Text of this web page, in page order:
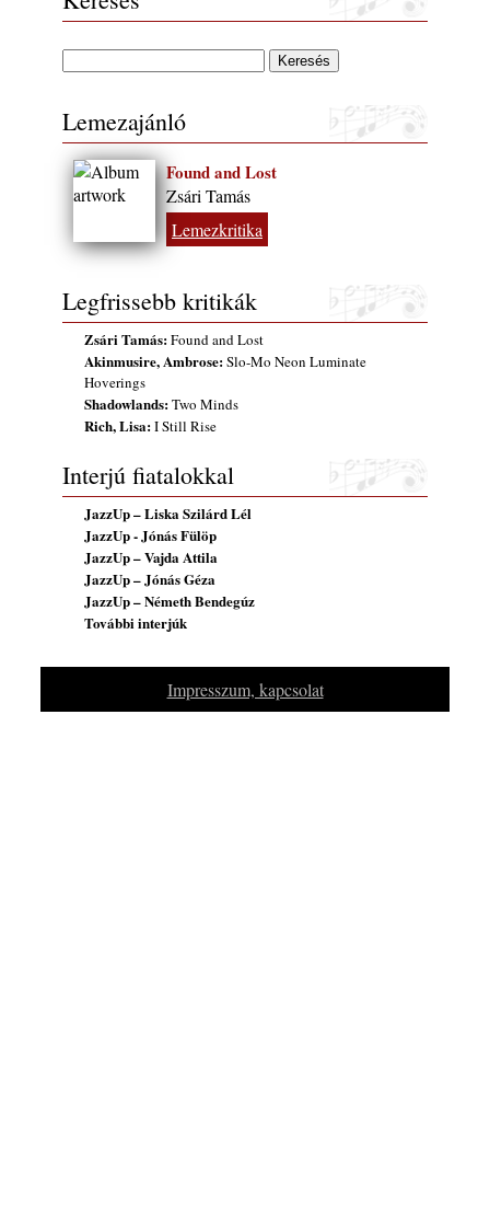
Lemezajánló
Found and Lost
Zsári Tamás
Lemezkritika
Legfrissebb kritikák
Zsári Tamás:Found and Lost
Akinmusire, Ambrose:Slo-Mo Neon Luminate
Hoverings
Shadowlands:Two Minds
Rich, Lisa:I Still Rise
Interjú fiatalokkal
JazzUp – Liska Szilárd Lél
JazzUp - Jónás Fülöp
JazzUp – Vajda Attila
JazzUp – Jónás Géza
JazzUp – Németh Bendegúz
További interjúk
Impresszum, kapcsolat